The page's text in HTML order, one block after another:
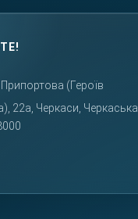
Припортова (Героїв
22а, Черкаси, Черкаська